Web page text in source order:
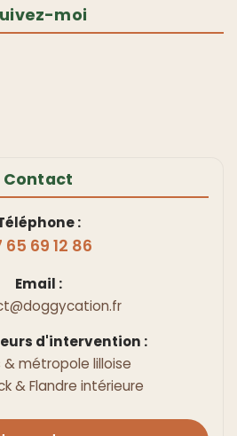
moi
Contact
:
65 69 12 86
Email :
d'intervention :
métropole lilloise
& Flandre intérieure